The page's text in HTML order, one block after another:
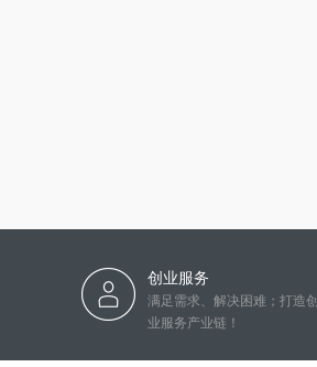
创业服务
满足需求、解决困难；打造创
业服务产业链！